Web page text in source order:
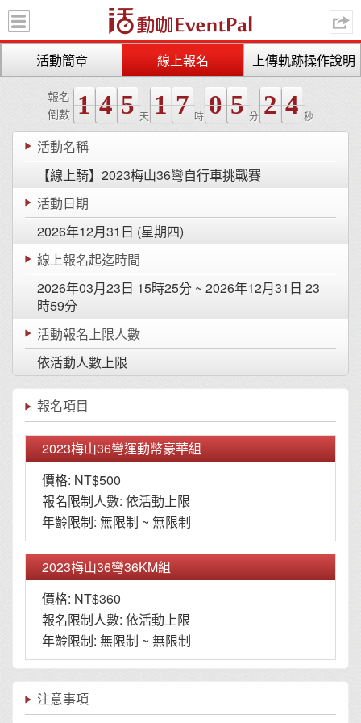
活動
活動簡章 線上報名 上傳軌跡操作說明
報名
倒數 1 4 5 天 1 7 時 0 5 分 2 4 秒
活動名稱
【線上騎】2023梅山36彎自行車挑戰賽
活動日期
2026年12月31日 (星期四)
線上報名起迄時間
2026年03月23日 15時25分 ~ 2026年12月31日 23
時59分
活動報名上限人數
依活動人數上限
報名項目
2023梅山36彎運動幣豪華組
價格: NT$500
報名限制人數: 依活動上限
年齡限制: 無限制 ~ 無限制
2023梅山36彎36KM組
價格: NT$360
報名限制人數: 依活動上限
年齡限制: 無限制 ~ 無限制
注意事項